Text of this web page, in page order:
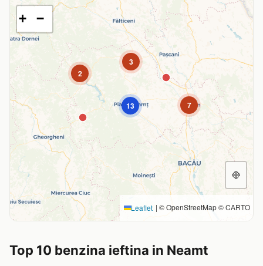
7
2
3
13
+ −
Leaflet | © OpenStreetMap © CARTO
Top 10 benzina ieftina in Neamt